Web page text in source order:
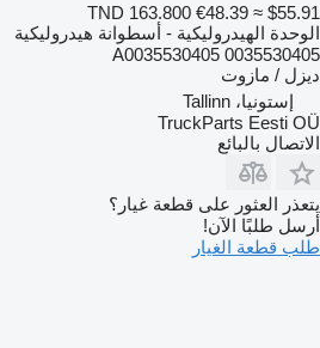
TND 163.800 €48.39 ≈ $55.91
الوحدة الهيدروليكية - أسطوانة هيدروليكية
A0035530405 0035530405
ديزل / مازوت
إستونيا، Tallinn
TruckParts Eesti OÜ
الاتصال بالبائع
يتعذر العثور على قطعة غيار؟
أرسل طلبًا الآن!
طلب قطعة الغيار